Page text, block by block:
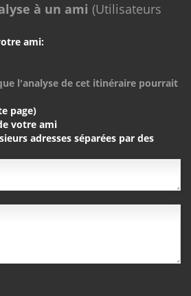
à un ami (Utilisateurs
ami:
l'analyse de cet itinéraire pourrait
page)
votre ami
adresses séparées par des